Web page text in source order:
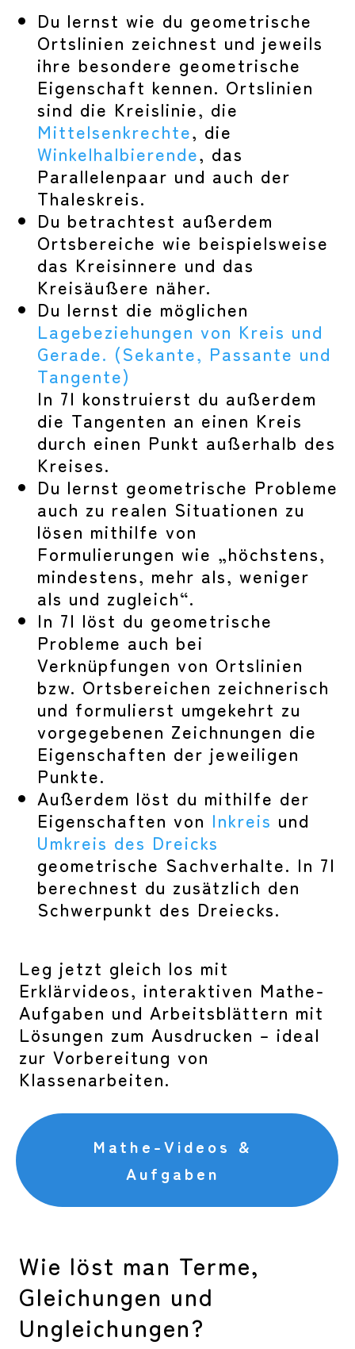
Du lernst wie du geometrische
Ortslinien zeichnest und jeweils
ihre besondere geometrische
Eigenschaft kennen. Ortslinien
sind die Kreislinie, die
Mittelsenkrechte, die
Winkelhalbierende, das
Parallelenpaar und auch der
Thaleskreis.
Du betrachtest außerdem
Ortsbereiche wie beispielsweise
das Kreisinnere und das
Kreisäußere näher.
Du lernst die möglichen
Lagebeziehungen von Kreis und
Gerade. (Sekante, Passante und
Tangente)
In 7I konstruierst du außerdem
die Tangenten an einen Kreis
durch einen Punkt außerhalb des
Kreises.
Du lernst geometrische Probleme
auch zu realen Situationen zu
lösen mithilfe von
Formulierungen wie „höchstens,
mindestens, mehr als, weniger
als und zugleich“.
In 7I löst du geometrische
Probleme auch bei
Verknüpfungen von Ortslinien
bzw. Ortsbereichen zeichnerisch
und formulierst umgekehrt zu
vorgegebenen Zeichnungen die
Eigenschaften der jeweiligen
Punkte.
Außerdem löst du mithilfe der
Eigenschaften von Inkreis und
Umkreis des Dreicks
geometrische Sachverhalte. In 7I
berechnest du zusätzlich den
Schwerpunkt des Dreiecks.
Leg jetzt gleich los mit
Erklärvideos, interaktiven Mathe-
Aufgaben und Arbeitsblättern mit
Lösungen zum Ausdrucken – ideal
zur Vorbereitung von
Klassenarbeiten.
Mathe-Videos &
Aufgaben
Wie löst man Terme,
Gleichungen und
Ungleichungen?